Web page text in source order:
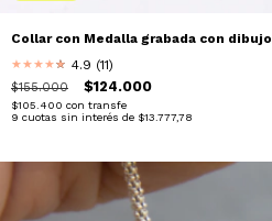
Collar con Medalla grabada con dibujo
★★★★★
★ 4.9 (11)
$155.000 $124.000
$105.400 con transfe
9 cuotas sin interés de $13.777,78